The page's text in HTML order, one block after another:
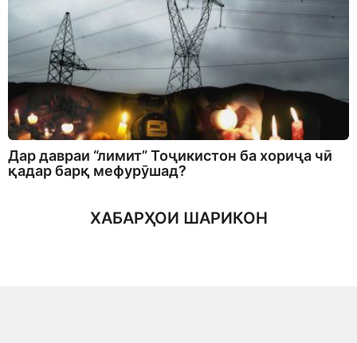
Дар давраи “лимит” Тоҷикистон ба хориҷа чӣ
қадар барқ мефурӯшад?
ХАБАРҲОИ ШАРИКОН